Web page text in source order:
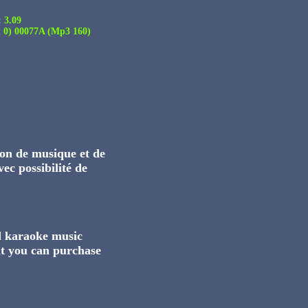
3.09
00077A (Mp3 160)
de musique et de
possibilité de
music
you can purchase